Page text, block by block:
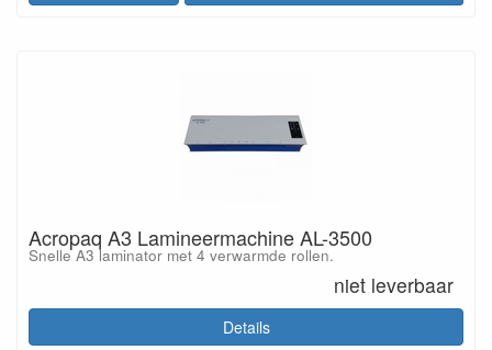
Acropaq A3 Lamineermachine AL-3500
Snelle A3 laminator met 4 verwarmde rollen.
niet leverbaar
Details